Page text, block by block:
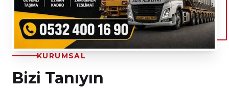
KURUMSAL
Bizi Tanıyın